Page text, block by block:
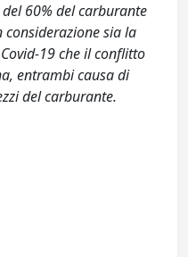
60% del carburante
sia la
19 che il conflitto
entrambi causa di
del carburante.